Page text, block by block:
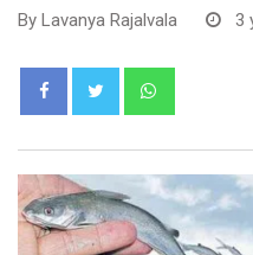
By Lavanya Rajalvala 3